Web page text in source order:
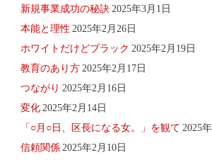
新規事業成功の秘訣 2025年3月1日
本能と理性 2025年2月26日
ホワイトだけどブラック 2025年2月19日
教育のあり方 2025年2月17日
つながり 2025年2月16日
変化 2025年2月14日
「○月○日、区長になる女。」を観て 2025
信頼関係 2025年2月10日